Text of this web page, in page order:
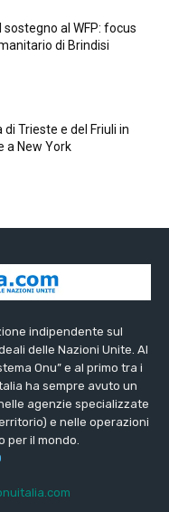
al WFP: focus
di Brindisi
di Trieste e del Friuli in
a New York
indipendente sul
delle Nazioni Unite. Al
Onu” e al primo tra i
ha sempre avuto un
agenzie specializzate
e nelle operazioni
per il mondo.